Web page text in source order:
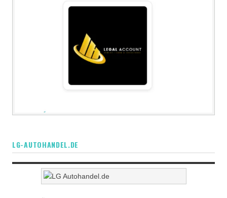
LG-AUTOHANDEL.DE